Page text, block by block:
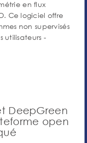
en flux
Ce logiciel offre
non supervisés
utilisateurs -
DeepGreen
open